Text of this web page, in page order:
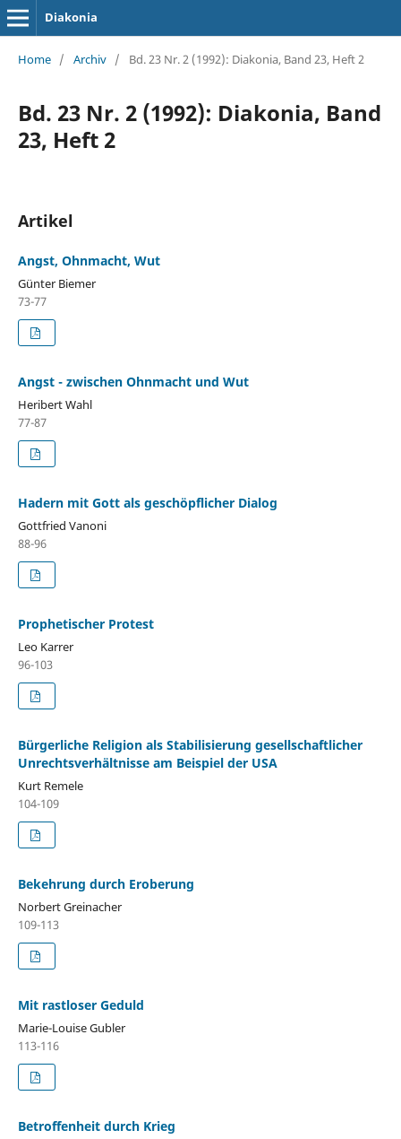
Diakonia
Home / Archiv / Bd. 23 Nr. 2 (1992): Diakonia, Band 23, Heft 2
Bd. 23 Nr. 2 (1992): Diakonia, Band
23, Heft 2
Artikel
Angst, Ohnmacht, Wut
Günter Biemer
73-77
Angst - zwischen Ohnmacht und Wut
Heribert Wahl
77-87
Hadern mit Gott als geschöpflicher Dialog
Gottfried Vanoni
88-96
Prophetischer Protest
Leo Karrer
96-103
Bürgerliche Religion als Stabilisierung gesellschaftlicher
Unrechtsverhältnisse am Beispiel der USA
Kurt Remele
104-109
Bekehrung durch Eroberung
Norbert Greinacher
109-113
Mit rastloser Geduld
Marie-Louise Gubler
113-116
Betroffenheit durch Krieg